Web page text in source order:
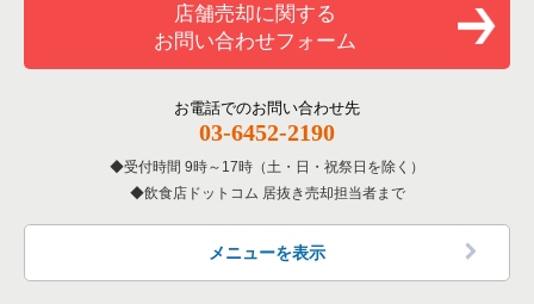
東京23区の焼肉の居抜き売却物件の案件一覧
東京23区のアジア料理の居抜き売却物件の案件一覧
東京23区のカフェの居抜き売却物件の案件一覧
東京23区のテイクアウトの居抜き売却物件の案件一覧
葛飾区のアジア料理の居抜き売却物件の案件一覧
葛飾区のテイクアウトの居抜き売却物件の案件一覧
葛飾区のお弁当・惣菜・デリの居抜き売却物件の案件一覧
葛飾区のバーの居抜き売却物件の案件一覧
青砥駅の洋食の居抜き売却物件の案件一覧
京成立石駅のバーの居抜き売却物件の案件一覧
京成立石駅の洋食の居抜き売却物件の案件一覧
青砥駅の1階の飲食店の居抜き売却物件の案件一覧
東京23区の1階のアジア料理の居抜き売却物件の案件一覧
東京23区の20坪以下の飲食店の居抜き売却物件の案件一覧
葛飾区の20坪以下の飲食店の居抜き売却物件の案件一覧
店舗売却に関する
お問い合わせフォーム
お電話でのお問い合わせ先
03-6452-2190
受付時間 9時～17時（土・日・祝祭日を除く）
飲食店ドットコム 居抜き売却担当者まで
メニューを表示